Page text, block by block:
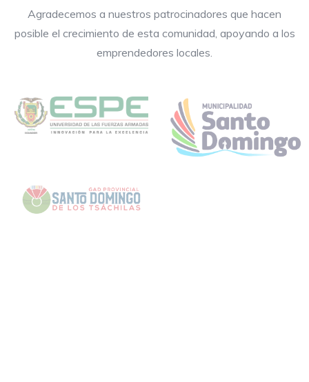
Agradecemos a nuestros patrocinadores que hacen
posible el crecimiento de esta comunidad, apoyando a los
emprendedores locales.